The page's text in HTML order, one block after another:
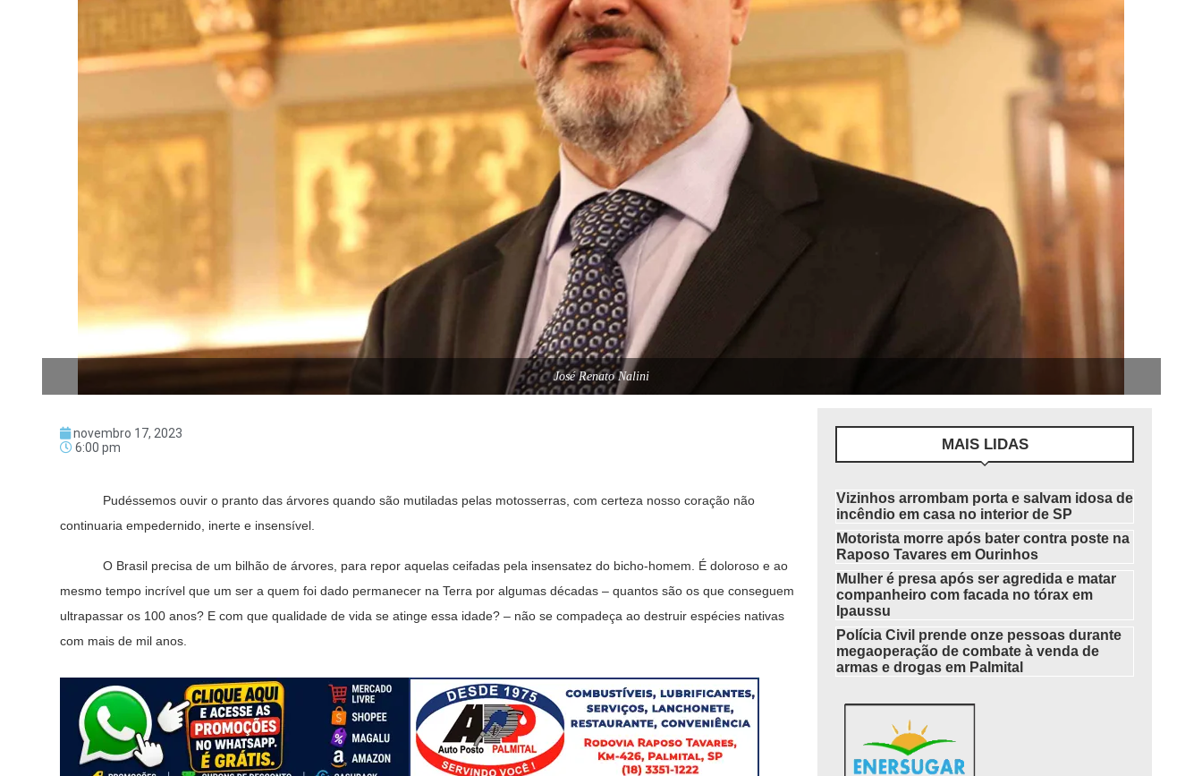
José Renato Nalini
novembro 17, 2023
6:00 pm
Pudéssemos ouvir o pranto das árvores quando são mutiladas pelas motosserras, com certeza nosso coração não
continuaria empedernido, inerte e insensível.
O Brasil precisa de um bilhão de árvores, para repor aquelas ceifadas pela insensatez do bicho-homem. É doloroso e ao
mesmo tempo incrível que um ser a quem foi dado permanecer na Terra por algumas décadas – quantos são os que conseguem
ultrapassar os 100 anos? E com que qualidade de vida se atinge essa idade? – não se compadeça ao destruir espécies nativas
com mais de mil anos.
MAIS LIDAS
Vizinhos arrombam porta e salvam idosa de
incêndio em casa no interior de SP
Motorista morre após bater contra poste na
Raposo Tavares em Ourinhos
Mulher é presa após ser agredida e matar
companheiro com facada no tórax em
Ipaussu
Polícia Civil prende onze pessoas durante
megaoperação de combate à venda de
armas e drogas em Palmital